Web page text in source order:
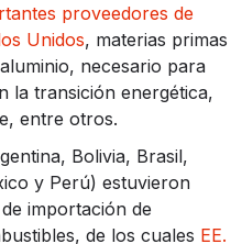
proveedores de
Unidos, materias primas
necesario para
la transición energética,
entre otros.
Bolivia, Brasil,
y Perú) estuvieron
importación de
de los cuales EE.